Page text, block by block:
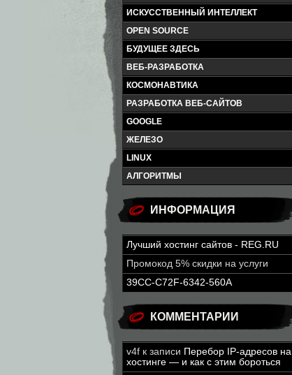
ИСКУССТВЕННЫЙ ИНТЕЛЛЕКТ
OPEN SOURCE
БУДУЩЕЕ ЗДЕСЬ
ВЕБ-РАЗРАБОТКА
КОСМОНАВТИКА
РАЗРАБОТКА ВЕБ-САЙТОВ
GOOGLE
ЖЕЛЕЗО
LINUX
АЛГОРИТМЫ
ИНФОРМАЦИЯ
Лучший хостинг сайтов - REG.RU
Промокод 5% скидки на услуги
39CC-C72F-6342-560A
КОММЕНТАРИИ
v4f к записи Перебор IP-адресов на
хостинге — и как с этим бороться